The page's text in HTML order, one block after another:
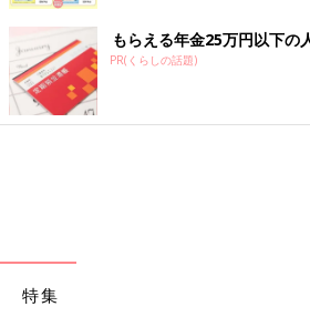
もらえる年金25万円以下の
PR(くらしの話題)
特集